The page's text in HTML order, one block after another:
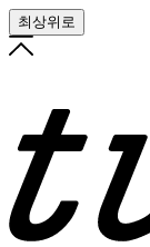
최상위로